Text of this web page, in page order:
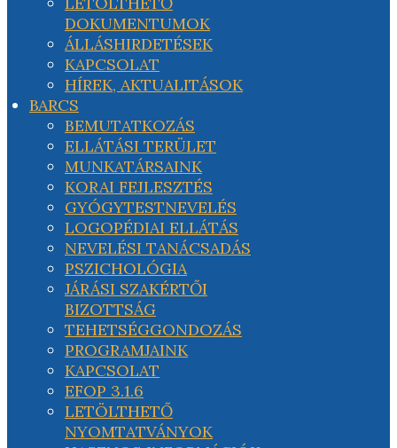
DOKUMENTUMOK
ÁLLÁSHIRDETÉSEK
KAPCSOLAT
HÍREK, AKTUALITÁSOK
BARCS
BEMUTATKOZÁS
ELLÁTÁSI TERÜLET
MUNKATÁRSAINK
KORAI FEJLESZTÉS
GYÓGYTESTNEVELÉS
LOGOPÉDIAI ELLÁTÁS
NEVELÉSI TANÁCSADÁS
PSZICHOLÓGIA
JÁRÁSI SZAKÉRTŐI
BIZOTTSÁG
TEHETSÉGGONDOZÁS
PROGRAMJAINK
KAPCSOLAT
EFOP 3.1.6
LETÖLTHETŐ
NYOMTATVÁNYOK